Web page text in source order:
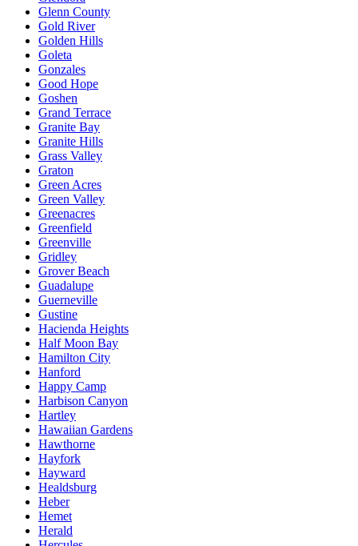
Glenn County
Gold River
Golden Hills
Goleta
Gonzales
Good Hope
Goshen
Grand Terrace
Granite Bay
Granite Hills
Grass Valley
Graton
Green Acres
Green Valley
Greenacres
Greenfield
Greenville
Gridley
Grover Beach
Guadalupe
Guerneville
Gustine
Hacienda Heights
Half Moon Bay
Hamilton City
Hanford
Happy Camp
Harbison Canyon
Hartley
Hawaiian Gardens
Hawthorne
Hayfork
Hayward
Healdsburg
Heber
Hemet
Herald